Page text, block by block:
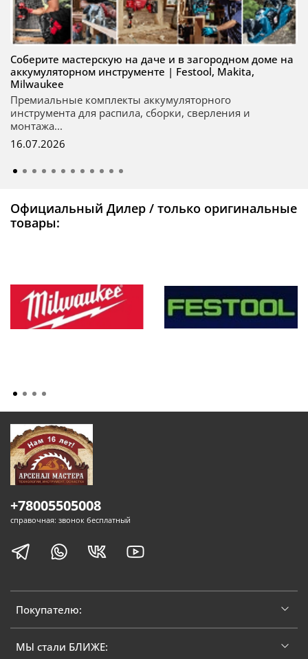
Соберите мастерскую на даче и в загородном доме на
аккумуляторном инструменте | Festool, Makita,
Milwaukee
Премиальные комплекты аккумуляторного
инструмента для распила, сборки, сверления и
монтажа...
16.07.2026
Официальный Дилер / только оригинальные
товары:
Покупателю:
МЫ стали БЛИЖЕ:
+78005505008
справочная: звонок бесплатный